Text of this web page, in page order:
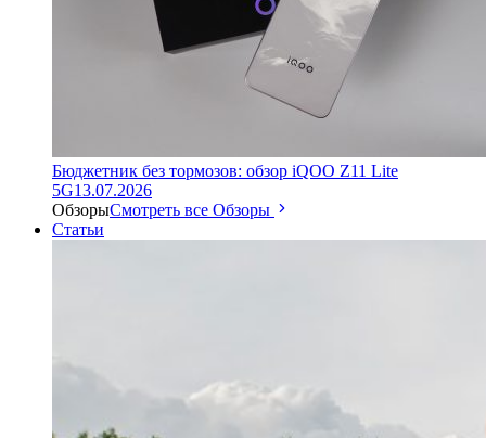
Бюджетник без тормозов: обзор iQOO Z11 Lite
5G13.07.2026
ОбзорыСмотреть все Обзоры
Статьи